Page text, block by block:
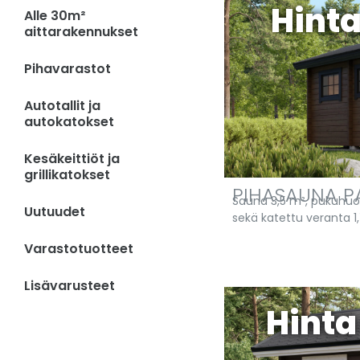
Alle 30m²
aittarakennukset
Pihavarastot
Autotallit ja
autokatokset
Kesäkeittiöt ja
grillikatokset
Uutuudet
Varastotuotteet
Lisävarusteet
PIHASAUNA
Sauna 3,5 m²,
sekä katettu veranta